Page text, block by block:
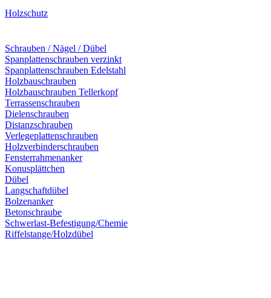
Holzschutz
Schrauben / Nägel / Dübel
Spanplattenschrauben verzinkt
Spanplattenschrauben Edelstahl
Holzbauschrauben
Holzbauschrauben Tellerkopf
Terrassenschrauben
Dielenschrauben
Distanzschrauben
Verlegeplattenschrauben
Holzverbinderschrauben
Fensterrahmenanker
Konusplättchen
Dübel
Langschaftdübel
Bolzenanker
Betonschraube
Schwerlast-Befestigung/Chemie
Riffelstange/Holzdübel